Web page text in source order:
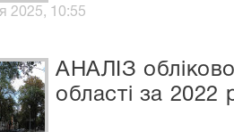
2025, 10:55
АНАЛІЗ
області за 2022